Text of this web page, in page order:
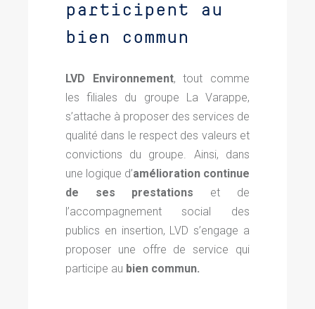
participent au
bien commun
LVD Environnement, tout comme
les filiales du groupe La Varappe,
s’attache à proposer des services de
qualité dans le respect des valeurs et
convictions du groupe. Ainsi, dans
une logique d’amélioration continue
de ses prestations et de
l’accompagnement social des
publics en insertion, LVD s’engage a
proposer une offre de service qui
participe au bien commun.